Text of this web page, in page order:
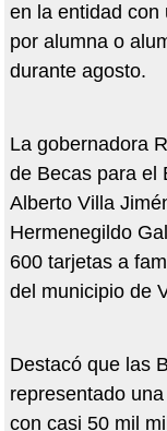
en la entidad con
por alumna o
durante agosto.
La gobernadora
de Becas para el
Alberto Villa
Hermenegildo
600 tarjetas a
del municipio de
Destacó que las
representado
con casi 50 mil